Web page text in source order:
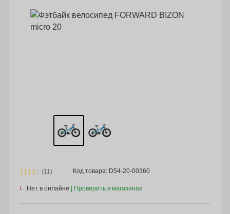
(11) Код товара: D54-20-00360
Нет в онлайне